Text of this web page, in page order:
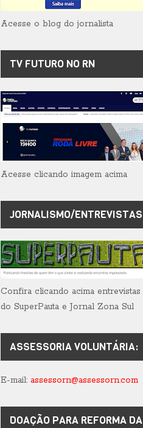
Acesse o blog do jornalista
TV FUTURO NO RN
Acesse clicando imagem acima
JORNALISMO/ENTREVISTAS
Confira clicando acima entrevistas
do SuperPauta e Jornal Zona Sul
ASSESSORIA VOLUNTÁRIA:
E-mail: assessorn@assessorn.com
DOAÇÃO PARA REFORMA DA